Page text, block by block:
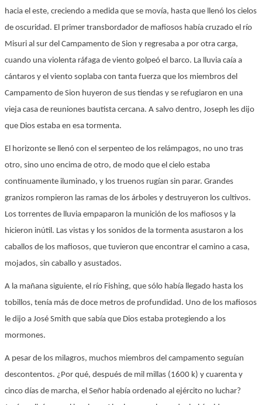
hacia el este, creciendo a medida que se movía, hasta que llenó los cielos
de oscuridad. El primer transbordador de mafiosos había cruzado el río
Misuri al sur del Campamento de Sion y regresaba a por otra carga,
cuando una violenta ráfaga de viento golpeó el barco. La lluvia caía a
cántaros y el viento soplaba con tanta fuerza que los miembros del
Campamento de Sion huyeron de sus tiendas y se refugiaron en una
vieja casa de reuniones bautista cercana. A salvo dentro, Joseph les dijo
que Dios estaba en esa tormenta.
El horizonte se llenó con el serpenteo de los relámpagos, no uno tras
otro, sino uno encima de otro, de modo que el cielo estaba
continuamente iluminado, y los truenos rugían sin parar. Grandes
granizos rompieron las ramas de los árboles y destruyeron los cultivos.
Los torrentes de lluvia empaparon la munición de los mafiosos y la
hicieron inútil. Las vistas y los sonidos de la tormenta asustaron a los
caballos de los mafiosos, que tuvieron que encontrar el camino a casa,
mojados, sin caballo y asustados.
A la mañana siguiente, el río Fishing, que sólo había llegado hasta los
tobillos, tenía más de doce metros de profundidad. Uno de los mafiosos
le dijo a José Smith que sabía que Dios estaba protegiendo a los
mormones.
A pesar de los milagros, muchos miembros del campamento seguían
descontentos. ¿Por qué, después de mil millas (1600 k) y cuarenta y
cinco días de marcha, el Señor había ordenado al ejército no luchar?